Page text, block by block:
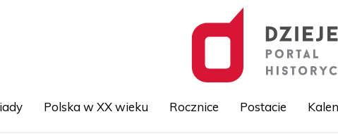
Polska w XX wieku Rocznice Postacie